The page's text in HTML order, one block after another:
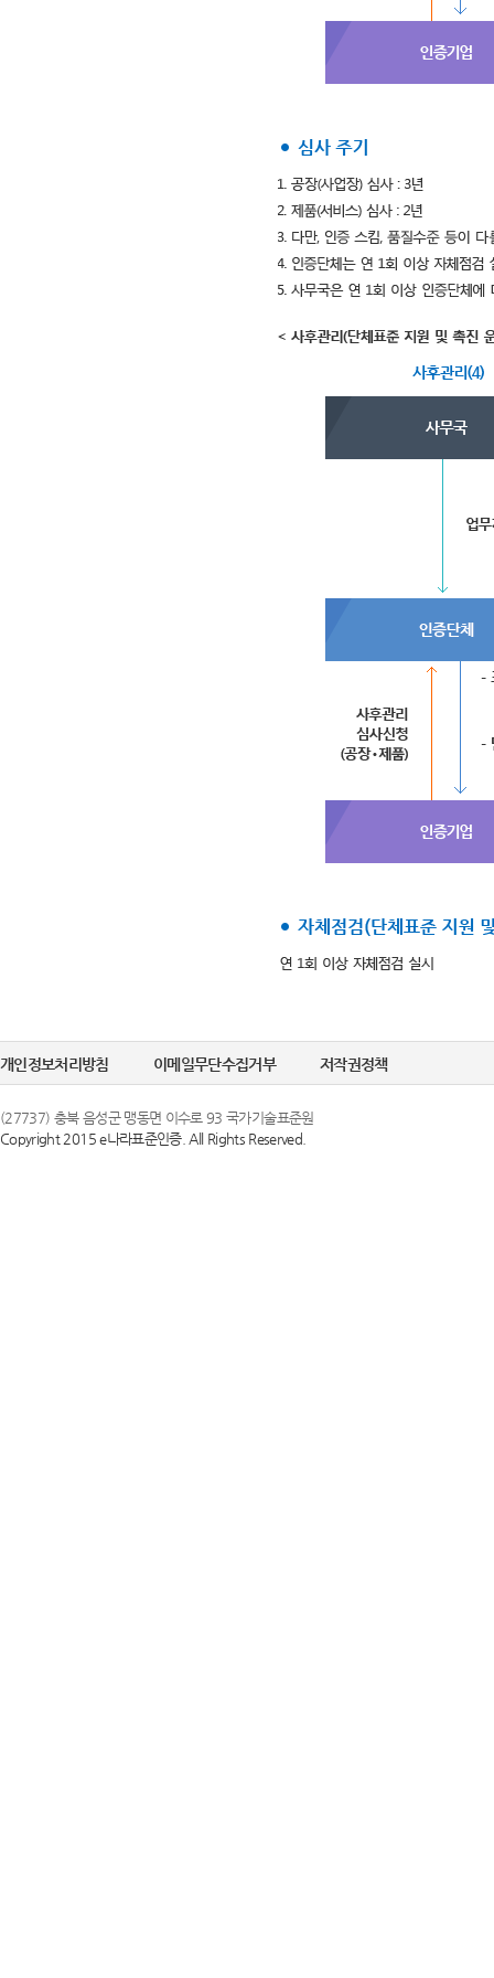
개인정보처리방침 이메일무단수집거부 저작권정책
(27737) 충북 음성군 맹동면 이수로 93 국가기술표준원
Copyright 2015 e나라표준인증. All Rights Reserved.